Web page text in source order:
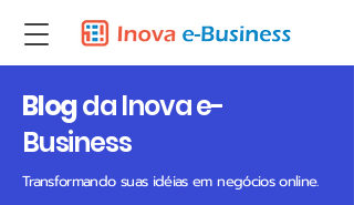
Blogda Inova e-
Business
Transformando suas idéias em negócios online.